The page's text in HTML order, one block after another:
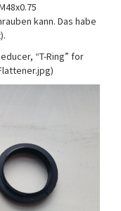
kann. Das habe
“T-Ring” for